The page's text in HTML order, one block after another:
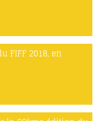
FIFF 2018, en